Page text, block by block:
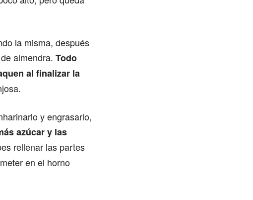
la misma, después
almendra. Todo
al finalizar la
y engrasarlo,
azúcar y las
rellenar las partes
en el horno